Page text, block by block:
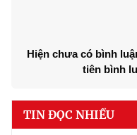
Hiện chưa có bình
tiên bình
TIN ĐỌC NHIỀU